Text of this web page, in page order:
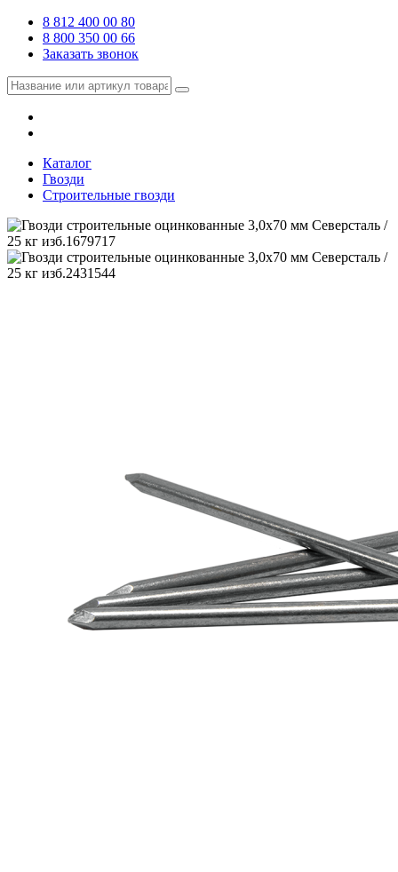
8 812 400 00 80
8 800 350 00 66
Заказать звонок
Каталог
Гвозди
Строительные гвозди